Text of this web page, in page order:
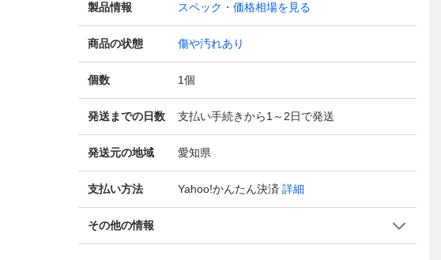
製品情報 スペック・価格相場を見る
商品の状態 傷や汚れあり
個数 1個
発送までの日数 支払い手続きから1～2日で発送
発送元の地域 愛知県
支払い方法 Yahoo!かんたん決済 詳細
その他の情報